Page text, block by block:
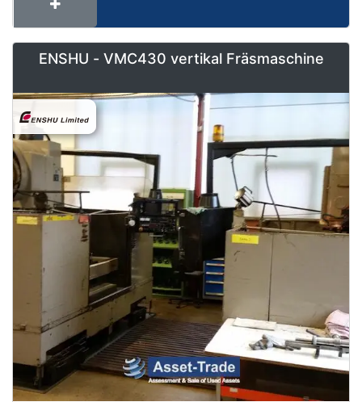
ENSHU - VMC430 vertikal Fräsmaschine